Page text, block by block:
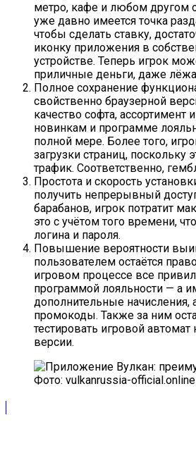
метро, кафе и любом другом
уже давно имеется точка
чтобы сделать ставку,
иконку приложения в
устройстве. Теперь игрок
приличные деньги, даже
Полное сохранение
свойственно браузерной
качество софта, ассортимент
новинкам и программе
полной мере. Более того,
загрузки страниц, поскольку
трафик. Соответственно,
Простота и скорость
получить непрерывный
барабанов, игрок потратит
это с учётом того времени,
логина и пароля.
Повышение вероятности
пользователем остаётся
игровом процессе все
программой лояльности — а
дополнительные начисления,
промокоды. Также за ним
тестировать игровой
версии.
Фото: vulkanrussia-official.online